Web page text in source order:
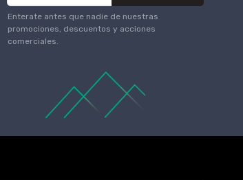
Enterate antes que nadie de nuestras
promociones, descuentos y acciones
comerciales.